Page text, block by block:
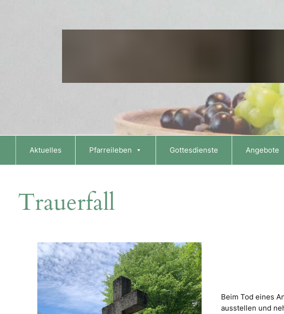
Aktuelles Pfarreileben Gottesdienste Angebote
Trauerfall
Beim Tod eines
ausstellen und